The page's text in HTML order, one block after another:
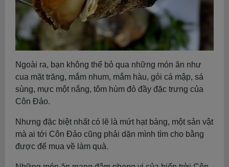
Ngoài ra, bạn không thể bỏ qua những món ăn như
cua mặt trăng, mắm nhum, mắm hàu, gỏi cá mập, sá
sùng, mực một nắng, tôm hùm đỏ đầy đặc trưng của
Côn Đảo.
Nhưng đặc biệt nhất có lẽ là mứt hạt bàng, một sản vật
mà ai tới Côn Đảo cũng phải dặn mình tìm cho bằng
được để mua về làm quà.